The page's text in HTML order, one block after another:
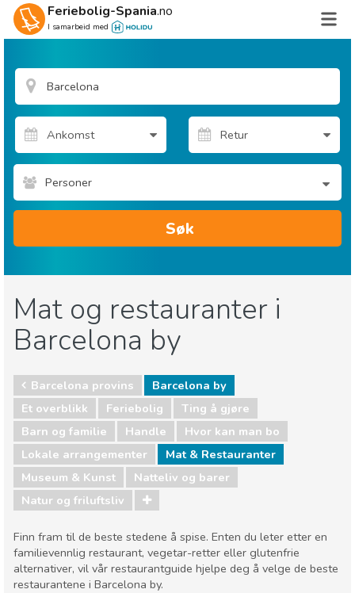
Feriebolig-Spania.no
I samarbeid med
Personer
Søk
Mat og restauranter i
Barcelona by
Barcelona provins
Barcelona by
Et overblikk
Feriebolig
Ting å gjøre
Barn og familie
Handle
Hvor kan man bo
Lokale arrangementer
Mat & Restauranter
Museum & Kunst
Natteliv og barer
Natur og friluftsliv
Finn fram til de beste stedene å spise. Enten du leter etter en
familievennlig restaurant, vegetar-retter eller glutenfrie
alternativer, vil vår restaurantguide hjelpe deg å velge de beste
restaurantene i Barcelona by.